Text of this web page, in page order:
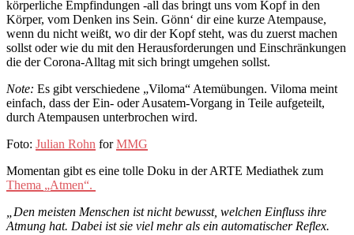
körperliche Empfindungen -all das bringt uns vom Kopf in den
Körper, vom Denken ins Sein. Gönn‘ dir eine kurze Atempause,
wenn du nicht weißt, wo dir der Kopf steht, was du zuerst machen
sollst oder wie du mit den Herausforderungen und Einschränkungen
die der Corona-Alltag mit sich bringt umgehen sollst.
Note: Es gibt verschiedene „Viloma“ Atemübungen. Viloma meint
einfach, dass der Ein- oder Ausatem-Vorgang in Teile aufgeteilt,
durch Atempausen unterbrochen wird.
Foto: Julian Rohn forMMG
Momentan gibt es eine tolle Doku in der ARTE Mediathek zum
Thema „Atmen“.
„Den meisten Menschen ist nicht bewusst, welchen Einfluss ihre
Atmung hat. Dabei ist sie viel mehr als ein automatischer Reflex.